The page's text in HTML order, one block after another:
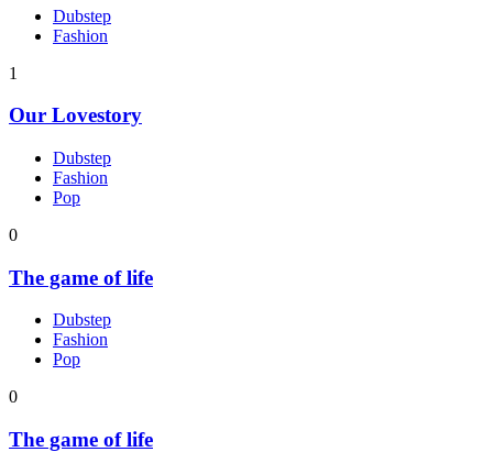
Dubstep
Fashion
1
Our Lovestory
Dubstep
Fashion
Pop
0
The game of life
Dubstep
Fashion
Pop
0
The game of life